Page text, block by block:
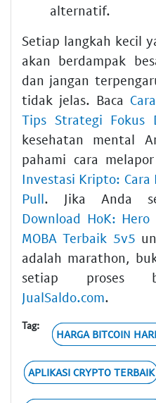
alternatif.
Setiap langkah kecil
akan berdampak
dan jangan
tidak jelas. Baca
Tips Strategi Fokus
kesehatan mental
pahami cara
Investasi Kripto: Cara
Pull. Jika Anda
Download HoK:
MOBA Terbaik 5v5
adalah marathon,
setiap proses
JualSaldo.com.
Tag:
HARGA BITCOIN
APLIKASI CRYPTO TERBAIK